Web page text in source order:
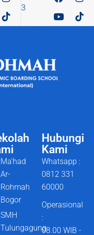
3
Hubungi
Kami
Whatsapp :
0812 331
60000
Operasional
:
08.00 WIB -
Ma'had
Ar-
Rohmah
Bogor
SMH
Tulungagung